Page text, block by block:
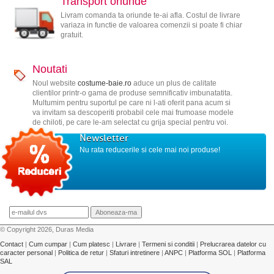
Livram comanda ta oriunde te-ai afla. Costul de livrare
variaza in functie de valoarea comenzii si poate fi chiar
gratuit.
Noutati
Noul website costume-baie.roaduce un plus de calitate
clientilor printr-o gama de produse semnificativ imbunatatita.
Multumim pentru suportul pe care ni l-ati oferit pana acum si
va invitam sa descoperiti probabil cele mai frumoase modele
de chiloti, pe care le-am selectat cu grija special pentru voi.
Newsletter
Nu rata reducerile si cele mai noi produse!
© Copyright 2026, Duras Media
Contact | Cum cumpar | Cum platesc | Livrare | Termeni si conditii | Prelucrarea datelor cu
caracter personal | Politica de retur | Sfaturi intretinere | ANPC | Platforma SOL | Platforma
SAL